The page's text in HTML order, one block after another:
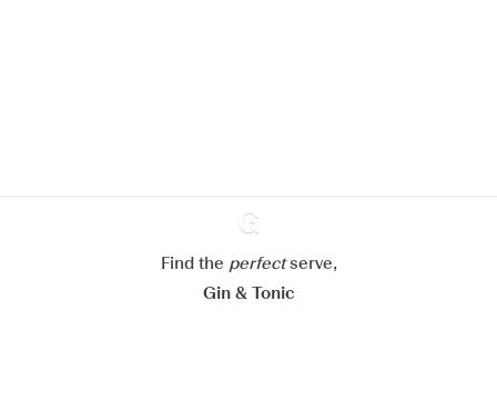
Ginventory
Find the perfectserve,
Gin & Tonic